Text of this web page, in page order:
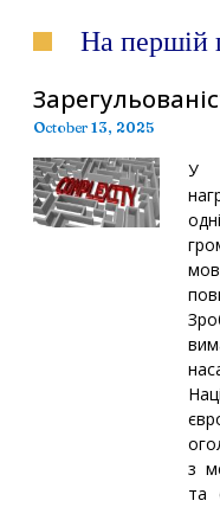
На першій
October 13, 2025
У
з
та